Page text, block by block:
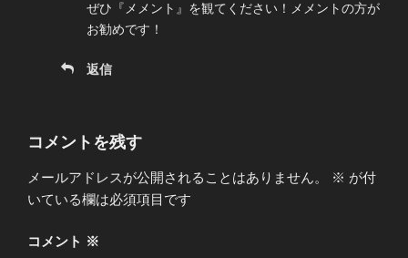
ぜひ『メメント』を観てください！メメントの方が
お勧めです！
返信
コメントを残す
メールアドレスが公開されることはありません。 ※ が付
いている欄は必須項目です
コメント ※